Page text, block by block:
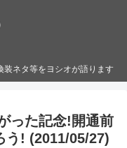
ネタ等をヨシオが語ります
った記念!開通前
う! (2011/05/27)